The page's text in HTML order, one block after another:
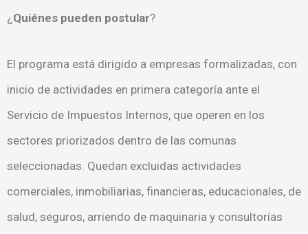
¿ Quiénes pueden postular?
El programa está dirigido a empresas formalizadas, con
inicio de actividades en primera categoría ante el
Servicio de Impuestos Internos, que operen en los
sectores priorizados dentro de las comunas
seleccionadas. Quedan excluidas actividades
comerciales, inmobiliarias, financieras, educacionales, de
salud, seguros, arriendo de maquinaria y consultorías